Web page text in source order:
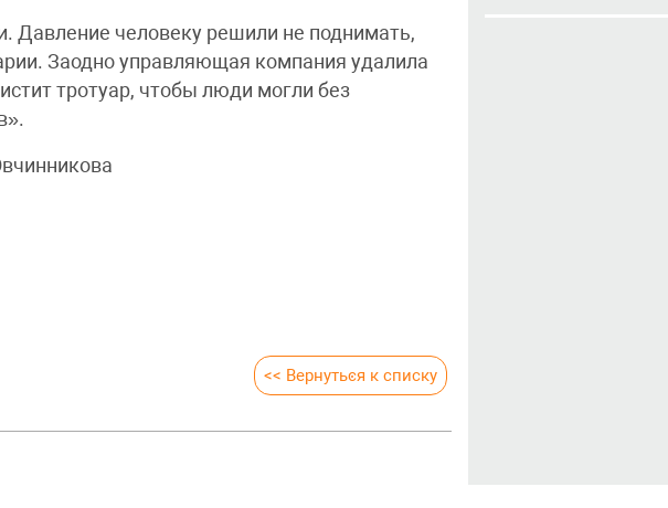
Давление человеку решили не поднимать,
Заодно управляющая компания удалила
тротуар, чтобы люди могли без
<< Вернуться к списку